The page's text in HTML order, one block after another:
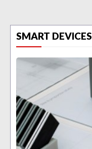
SMART DEVICES